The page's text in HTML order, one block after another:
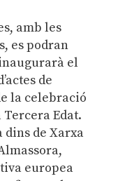
amb les
es podran
el
de
la celebració
Tercera Edat.
dins de Xarxa
europea